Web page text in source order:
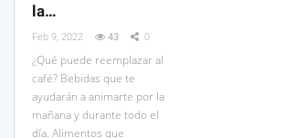
la…
Feb 9, 2022 43 0
¿Qué puede reemplazar al
café? Bebidas que te
ayudarán a animarte por la
mañana y durante todo el
día. Alimentos que